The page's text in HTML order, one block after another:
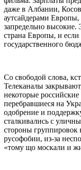
даже в Албании,
аутсайдерами
запредельно
страна Европы, и если
государственного
Со свободой слова,
Телеканалы
некоторые
перебравшиеся на
одобрение и
сталкивались с
стороны группировок
русофобии, из-за
«тому що москали и